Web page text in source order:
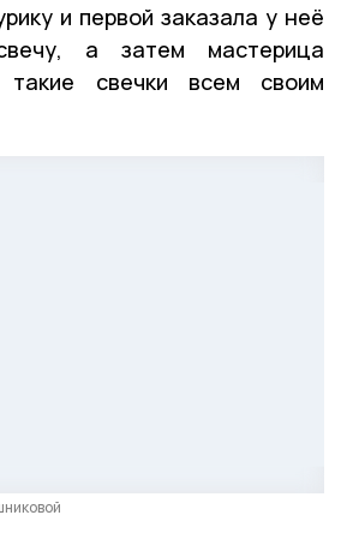
и первой заказала у неё
а затем мастерица
такие свечки всем своим